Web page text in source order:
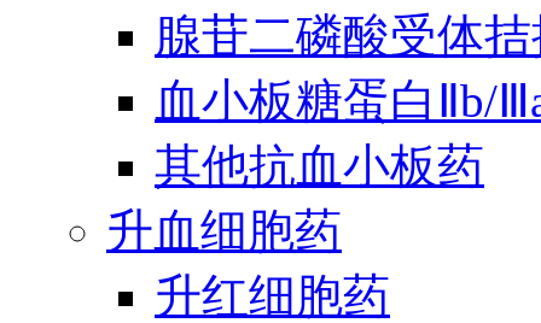
腺苷二磷酸受体
血小板糖蛋白Ⅱb/
其他抗血小板药
升血细胞药
升红细胞药